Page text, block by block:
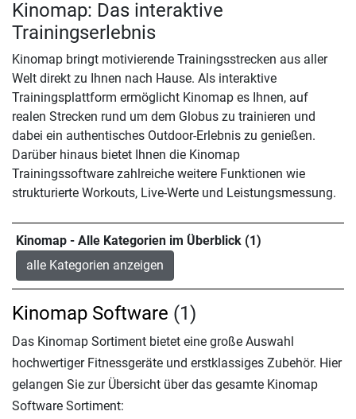
Kinomap: Das interaktive
Trainingserlebnis
Kinomap bringt motivierende Trainingsstrecken aus aller
Welt direkt zu Ihnen nach Hause. Als interaktive
Trainingsplattform ermöglicht Kinomap es Ihnen, auf
realen Strecken rund um dem Globus zu trainieren und
dabei ein authentisches Outdoor-Erlebnis zu genießen.
Darüber hinaus bietet Ihnen die Kinomap
Trainingssoftware zahlreiche weitere Funktionen wie
strukturierte Workouts, Live-Werte und Leistungsmessung.
Kinomap - Alle Kategorien im Überblick (1)
alle Kategorien anzeigen
Kinomap Software (1)
Das Kinomap Sortiment bietet eine große Auswahl
hochwertiger Fitnessgeräte und erstklassiges Zubehör. Hier
gelangen Sie zur Übersicht über das gesamte Kinomap
Software Sortiment: